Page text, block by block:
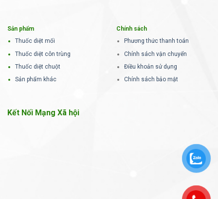
Sản phẩm
Thuốc diệt mối
Thuốc diệt côn trùng
Thuốc diệt chuột
Sản phẩm khác
Chính sách
Phương thức thanh toán
Chính sách vận chuyển
Điều khoản sử dụng
Chính sách bảo mật
Kết Nối Mạng Xã hội